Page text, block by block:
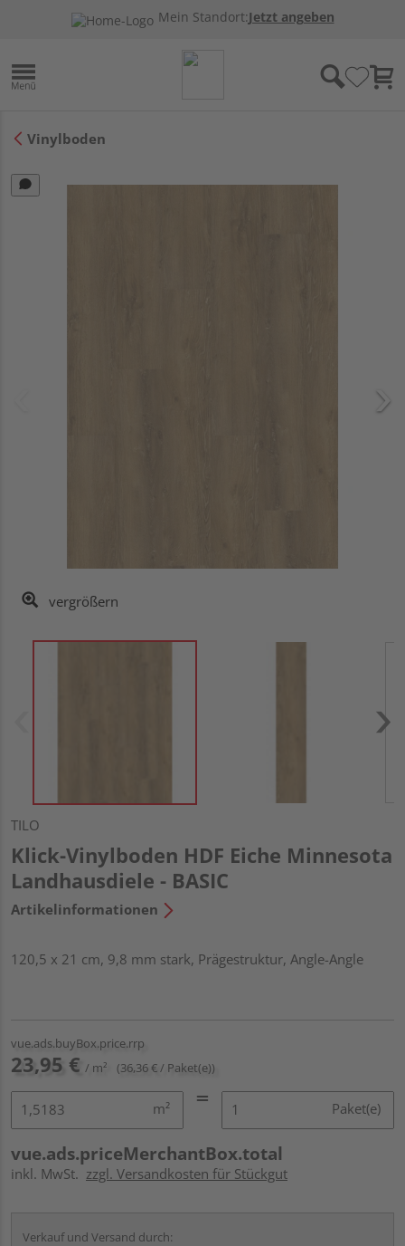
Mein Standort:Jetzt angeben
Vinylboden
vergrößern
TILO
Klick-Vinylboden HDF Eiche Minnesota
Landhausdiele - BASIC
Artikelinformationen
120,5 x 21 cm, 9,8 mm stark, Prägestruktur, Angle-Angle
vue.ads.buyBox.price.rrp
23,95 € / m² (36,36 € / Paket(e))
m² Paket(e)
vue.ads.priceMerchantBox.total
inkl. MwSt. zzgl. Versandkosten für Stückgut
Verkauf und Versand durch: